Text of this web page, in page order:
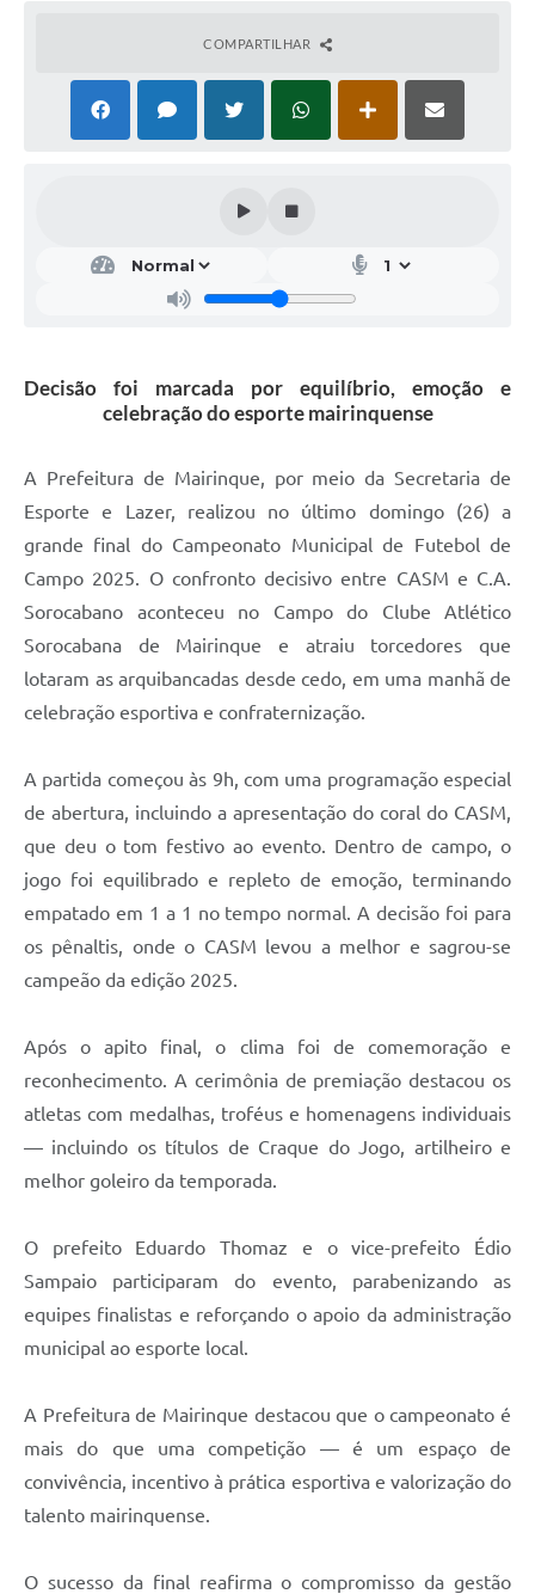
COMPARTILHAR
Decisão foi marcada por equilíbrio, emoção e
celebração do esporte mairinquense
A Prefeitura de Mairinque, por meio da Secretaria de
Esporte e Lazer, realizou no último domingo (26) a
grande final do Campeonato Municipal de Futebol de
Campo 2025. O confronto decisivo entre CASM e C.A.
Sorocabano aconteceu no Campo do Clube Atlético
Sorocabana de Mairinque e atraiu torcedores que
lotaram as arquibancadas desde cedo, em uma manhã de
celebração esportiva e confraternização.
A partida começou às 9h, com uma programação especial
de abertura, incluindo a apresentação do coral do CASM,
que deu o tom festivo ao evento. Dentro de campo, o
jogo foi equilibrado e repleto de emoção, terminando
empatado em 1 a 1 no tempo normal. A decisão foi para
os pênaltis, onde o CASM levou a melhor e sagrou-se
campeão da edição 2025.
Após o apito final, o clima foi de comemoração e
reconhecimento. A cerimônia de premiação destacou os
atletas com medalhas, troféus e homenagens individuais
— incluindo os títulos de Craque do Jogo, artilheiro e
melhor goleiro da temporada.
O prefeito Eduardo Thomaz e o vice-prefeito Édio
Sampaio participaram do evento, parabenizando as
equipes finalistas e reforçando o apoio da administração
municipal ao esporte local.
A Prefeitura de Mairinque destacou que o campeonato é
mais do que uma competição — é um espaço de
convivência, incentivo à prática esportiva e valorização do
talento mairinquense.
O sucesso da final reafirma o compromisso da gestão